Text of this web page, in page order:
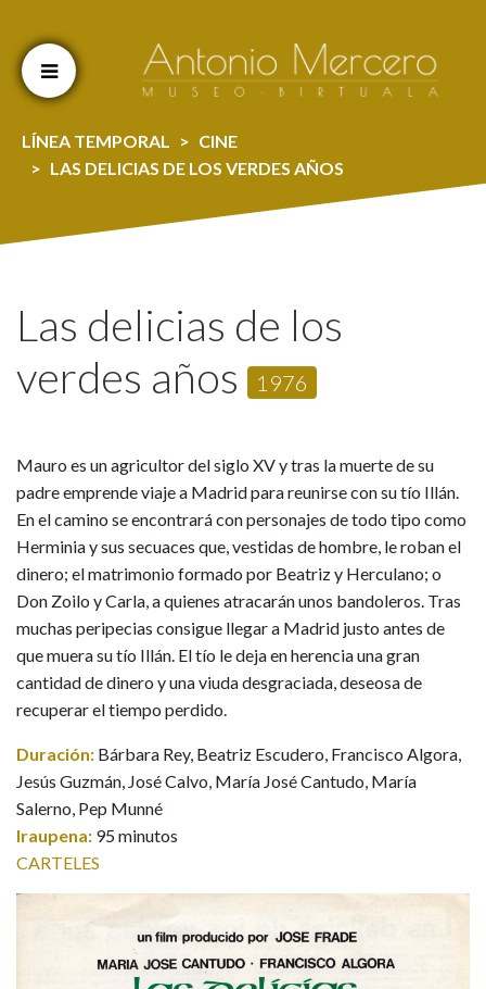
LÍNEA TEMPORAL
CINE
LAS DELICIAS DE LOS VERDES AÑOS
Las delicias de los
verdes años
1976
Mauro es un agricultor del siglo XV y tras la muerte de su
padre emprende viaje a Madrid para reunirse con su tío Illán.
En el camino se encontrará con personajes de todo tipo como
Herminia y sus secuaces que, vestidas de hombre, le roban el
dinero; el matrimonio formado por Beatriz y Herculano; o
Don Zoilo y Carla, a quienes atracarán unos bandoleros. Tras
muchas peripecias consigue llegar a Madrid justo antes de
que muera su tío Illán. El tío le deja en herencia una gran
cantidad de dinero y una viuda desgraciada, deseosa de
recuperar el tiempo perdido.
Duración: Bárbara Rey, Beatriz Escudero, Francisco Algora,
Jesús Guzmán, José Calvo, María José Cantudo, María
Salerno, Pep Munné
Iraupena: 95 minutos
CARTELES